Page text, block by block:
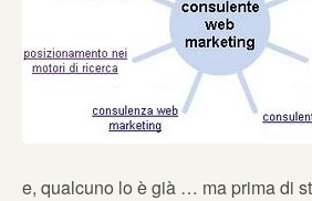
e, qualcuno lo è già … ma prima di